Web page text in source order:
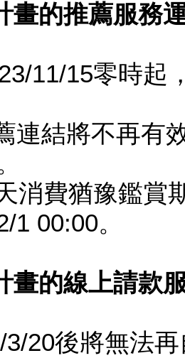
畫的推薦服務
11/15零時起
連結將不再有
消費猶豫鑑賞
1 00:00。
畫的線上請款
3/20後將無法